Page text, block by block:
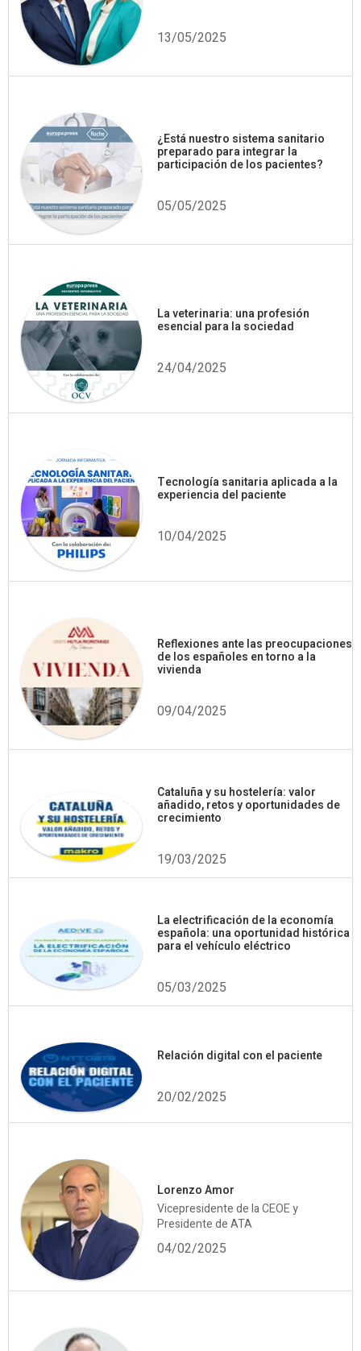
13/05/2025
¿Está nuestro sistema sanitario
preparado para integrar la
participación de los pacientes?
05/05/2025
La veterinaria: una profesión
esencial para la sociedad
24/04/2025
Tecnología sanitaria aplicada a la
experiencia del paciente
10/04/2025
Reflexiones ante las preocupaciones
de los españoles en torno a la
vivienda
09/04/2025
Cataluña y su hostelería: valor
añadido, retos y oportunidades de
crecimiento
19/03/2025
La electrificación de la economía
española: una oportunidad histórica
para el vehículo eléctrico
05/03/2025
Relación digital con el paciente
20/02/2025
Lorenzo Amor
Vicepresidente de la CEOE y
Presidente de ATA
04/02/2025